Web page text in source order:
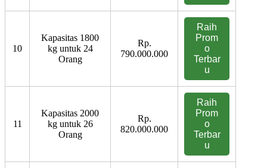
10
Kapasitas 1800
kg untuk 24
Orang
Rp.
790.000.000
Raih
Prom
o
Terbar
u
11
Kapasitas 2000
kg untuk 26
Orang
Rp.
820.000.000
Raih
Prom
o
Terbar
u